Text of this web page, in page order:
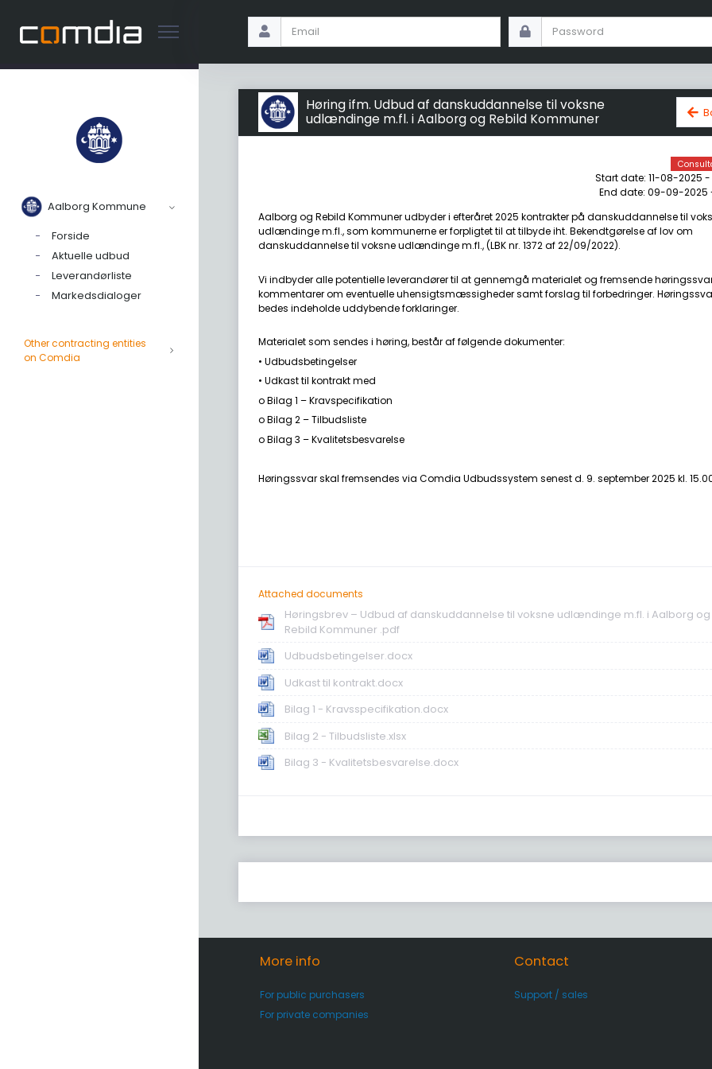
Aalborg Kommune
Forside
Aktuelle udbud
Leverandørliste
Markedsdialoger
Other contracting entities
on Comdia
Høring ifm. Udbud af danskuddannelse til voksne
udlændinge m.fl. i Aalborg og Rebild Kommuner
Start date: 11-08-2025
End date: 09-09-2025
Aalborg og Rebild Kommuner udbyder i efteråret 2025 kontrakter på danskuddannelse til
udlændinge m.fl., som kommunerne er forpligtet til at tilbyde iht. Bekendtgørelse af lov om
danskuddannelse til voksne udlændinge m.fl., (LBK nr. 1372 af 22/09/2022).
Vi indbyder alle potentielle leverandører til at gennemgå materialet og fremsende
kommentarer om eventuelle uhensigtsmæssigheder samt forslag til forbedringer.
bedes indeholde uddybende forklaringer.
Materialet som sendes i høring, består af følgende dokumenter:
• Udbudsbetingelser
• Udkast til kontrakt med
o Bilag 1 – Kravspecifikation
o Bilag 2 – Tilbudsliste
o Bilag 3 – Kvalitetsbesvarelse
Høringssvar skal fremsendes via Comdia Udbudssystem senest d. 9. september 2025 kl.
Attached documents
Høringsbrev – Udbud af danskuddannelse til voksne udlændinge m.fl. i Aalborg og
Rebild Kommuner .pdf
Udbudsbetingelser.docx
Udkast til kontrakt.docx
Bilag 1 - Kravsspecifikation.docx
Bilag 2 - Tilbudsliste.xlsx
Bilag 3 - Kvalitetsbesvarelse.docx
More info
For public purchasers
For private companies
Contact
Support / sales